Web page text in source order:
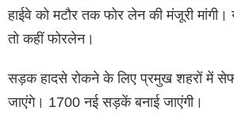
हाईवे को मटौर तक फोर लेन की मंजूरी
तो कहीं फोरलेन।
सड़क हादसे रोकने के लिए प्रमुख शहरों में सेफ
जाएंगे। 1700 नई सड़कें बनाई जाएंगी।